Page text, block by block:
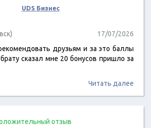
UDS Бизнес
17/07/2026
друзьям и за это баллы
сказал мне 20 бонусов пришло за
Читать далее
отзыв